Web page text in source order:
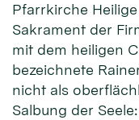
Pfarrkirche
Sakrament der
mit dem heiligen
bezeichnete
nicht als
Salbung der